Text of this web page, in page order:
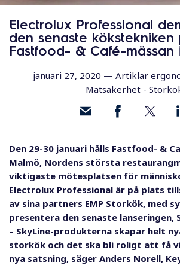
Electrolux Professional
den senaste kökstekniken
Fastfood- & Café-mässan
januari 27, 2020 — Artiklar
Matsäkerhet-
Den 29-30 januari hålls Fastfood- &
Malmö, Nordens största
viktigaste mötesplatsen för
Electrolux Professional är på plats
av sina partners EMP Storkök, med
presentera den senaste lanseringen,
– SkyLine-produkterna skapar helt
storkök och det ska bli roligt att få
nya satsning, säger Anders Norell,